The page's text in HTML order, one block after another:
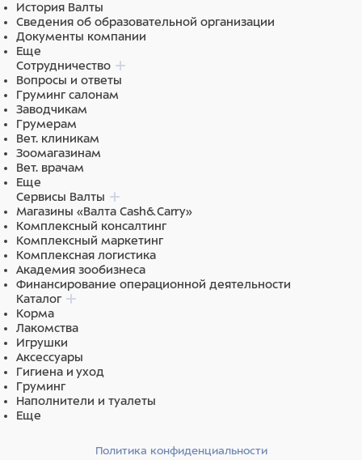
История Валты
Сведения об образовательной организации
Документы компании
Еще
Сотрудничество
Вопросы и ответы
Груминг салонам
Заводчикам
Грумерам
Вет. клиникам
Зоомагазинам
Вет. врачам
Еще
Сервисы Валты
Магазины «Валта Cash&Carry»
Комплексный консалтинг
Комплексный маркетинг
Комплексная логистика
Академия зообизнеса
Финансирование операционной деятельности
Каталог
Корма
Лакомства
Игрушки
Аксессуары
Гигиена и уход
Груминг
Наполнители и туалеты
Еще
Политика конфиденциальности